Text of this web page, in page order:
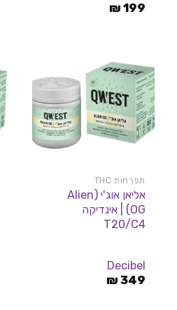
199
₪
תפרחות THC
אליאן אוג'י (Alien
OG) | אינדיקה
T20/C4
Decibel
349
₪